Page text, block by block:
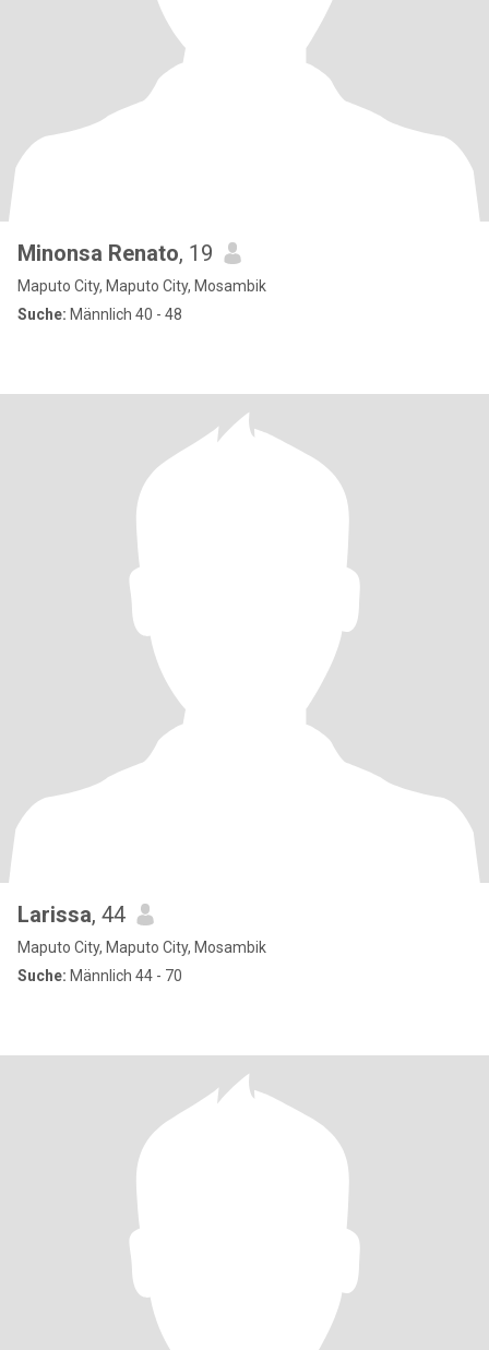
Minonsa Renato, 19
Maputo City, Maputo City, Mosambik
Suche: Männlich 40 - 48
Larissa, 44
Maputo City, Maputo City, Mosambik
Suche: Männlich 44 - 70